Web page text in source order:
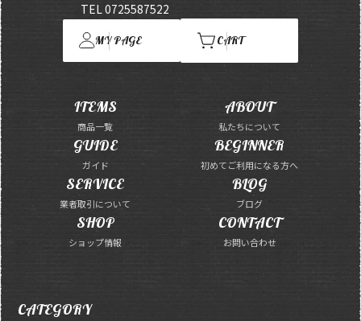
TEL 0725587522
MY PAGE CART
ITEMS
商品一覧
ABOUT
私たちについて
GUIDE
ガイド
BEGINNER
初めてご利用になる方へ
SERVICE
業者取引について
BLOG
ブログ
SHOP
ショップ情報
CONTACT
お問い合わせ
CATEGORY